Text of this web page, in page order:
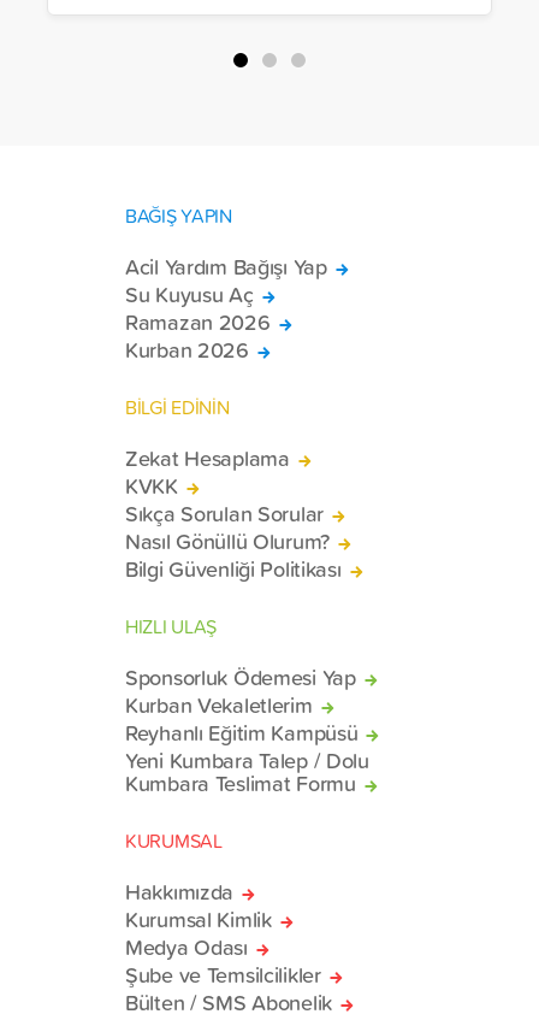
BAĞIŞ YAPIN
Acil Yardım Bağışı Yap
Su Kuyusu Aç
Ramazan 2026
Kurban 2026
BİLGİ EDİNİN
Zekat Hesaplama
KVKK
Sıkça Sorulan Sorular
Nasıl Gönüllü Olurum?
Bilgi Güvenliği Politikası
HIZLI ULAŞ
Sponsorluk Ödemesi Yap
Kurban Vekaletlerim
Reyhanlı Eğitim Kampüsü
Yeni Kumbara Talep / Dolu
Kumbara Teslimat Formu
KURUMSAL
Hakkımızda
Kurumsal Kimlik
Medya Odası
Şube ve Temsilcilikler
Bülten / SMS Abonelik